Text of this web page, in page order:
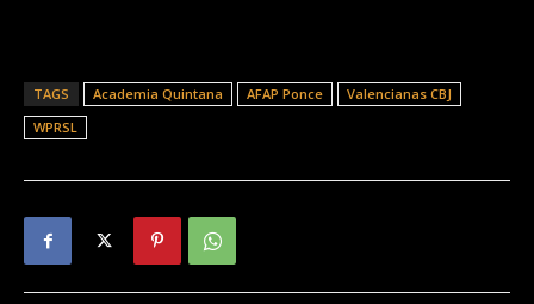
TAGS Academia Quintana AFAP Ponce
Valencianas CBJ
WPRSL